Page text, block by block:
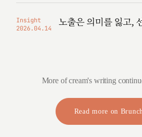
Insight
2026.04.14
노출은 의미를 잃고,
More of cream's writing
Read more on